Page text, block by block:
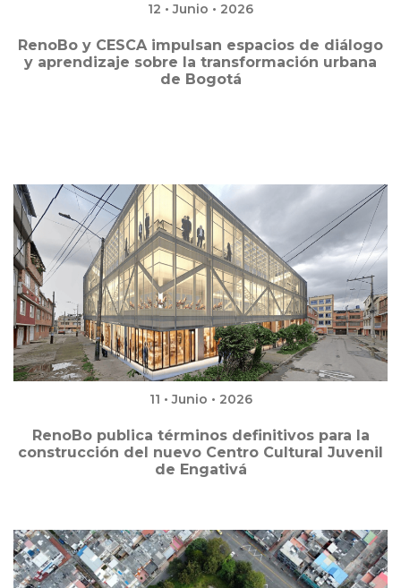
12 • Junio • 2026
RenoBo y CESCA impulsan espacios de diálogo
y aprendizaje sobre la transformación urbana
de Bogotá
11 • Junio • 2026
RenoBo publica términos definitivos para la
construcción del nuevo Centro Cultural Juvenil
de Engativá